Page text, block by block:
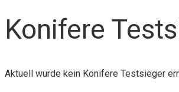
Konifere
Aktuell wurde kein Konifere Testsieger